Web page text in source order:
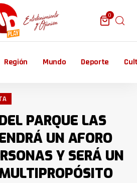
0
Región Mundo Deporte
PARQUE LAS
UN AFORO
Y SERÁ UN